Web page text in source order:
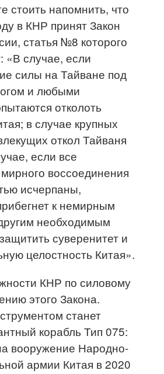
стоить напомнить, что
в КНР принят Закон
статья №8 которого
«В случае, если
силы на Тайване под
и любыми
отколоть
в случае крупных
откол Тайваня
если все
воссоединения
исчерпаны,
к немирным
необходимым
суверенитет и
целостность Китая».
КНР по силовому
этого Закона.
станет
корабль Тип 075:
вооружение Народно-
армии Китая в 2020